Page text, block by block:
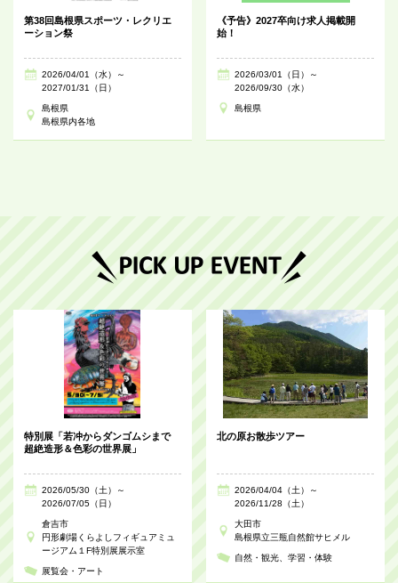
第38回島根県スポーツ・レクリエ
ーション祭
2026/04/01（水）～
2027/01/31（日）
島根県
島根県内各地
《予告》2027卒向け求人掲載開
始！
2026/03/01（日）～
2026/09/30（水）
島根県
特別展「若冲からダンゴムシまで
超絶造形＆色彩の世界展」
2026/05/30（土）～
2026/07/05（日）
倉吉市
円形劇場くらよしフィギュアミュ
ージアム１F特別展展示室
展覧会・アート
北の原お散歩ツアー
2026/04/04（土）～
2026/11/28（土）
大田市
島根県立三瓶自然館サヒメル
自然・観光 学習・体験